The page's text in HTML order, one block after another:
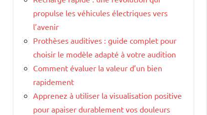
propulse les véhicules électriques vers
l’avenir
Prothèses auditives : guide complet pour
choisir le modèle adapté à votre audition
Comment évaluer la valeur d’un bien
rapidement
Apprenez à utiliser la visualisation positive
pour apaiser durablement vos douleurs